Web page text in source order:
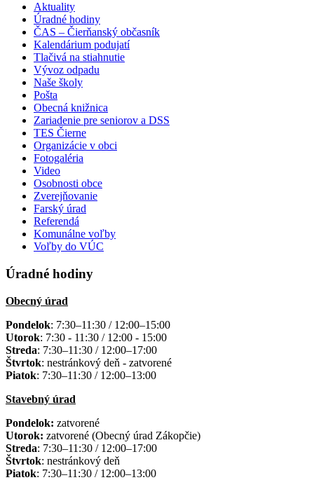
Aktuality
Úradné hodiny
ČAS – Čierňanský občasník
Kalendárium podujatí
Tlačivá na stiahnutie
Vývoz odpadu
Naše školy
Pošta
Obecná knižnica
Zariadenie pre seniorov a DSS
TES Čierne
Organizácie v obci
Fotogaléria
Video
Osobnosti obce
Zverejňovanie
Farský úrad
Referendá
Komunálne voľby
Voľby do VÚC
Úradné hodiny
Obecný úrad
Pondelok: 7:30–11:30 / 12:00–15:00
Utorok: 7:30 - 11:30 / 12:00 - 15:00
Streda: 7:30–11:30 / 12:00–17:00
Štvrtok: nestránkový deň - zatvorené
Piatok: 7:30–11:30 / 12:00–13:00
Stavebný úrad
Pondelok: zatvorené
Utorok: zatvorené (Obecný úrad Zákopčie)
Streda: 7:30–11:30 / 12:00–17:00
Štvrtok: nestránkový deň
Piatok: 7:30–11:30 / 12:00–13:00